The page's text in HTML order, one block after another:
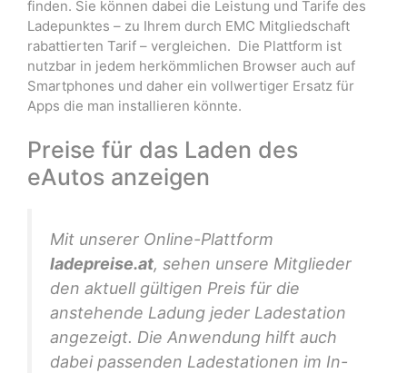
finden. Sie können dabei die Leistung und Tarife des
Ladepunktes – zu Ihrem durch EMC Mitgliedschaft
rabattierten Tarif – vergleichen. Die Plattform ist
nutzbar in jedem herkömmlichen Browser auch auf
Smartphones und daher ein vollwertiger Ersatz für
Apps die man installieren könnte.
Preise für das Laden des
eAutos anzeigen
Mit unserer Online-Plattform
ladepreise.at, sehen unsere Mitglieder
den aktuell gültigen Preis für die
anstehende Ladung jeder Ladestation
angezeigt. Die Anwendung hilft auch
dabei passenden Ladestationen im In-